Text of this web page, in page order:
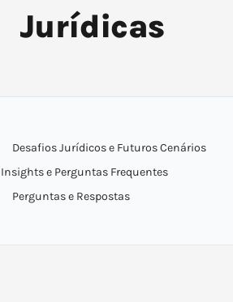
Desafios Jurídicos e Futuros Cenários
Insights e Perguntas Frequentes
Perguntas e Respostas